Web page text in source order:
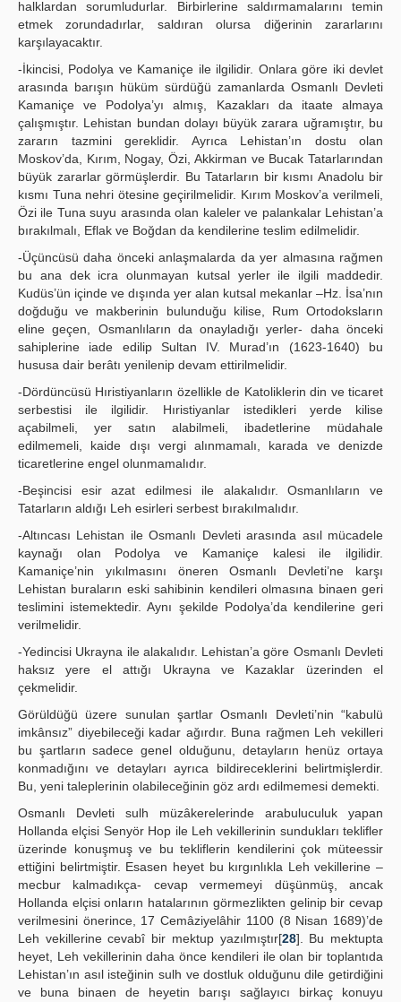
halklardan sorumludurlar. Birbirlerine saldırmamalarını temin
etmek zorundadırlar, saldıran olursa diğerinin zararlarını
karşılayacaktır.
-İkincisi, Podolya ve Kamaniçe ile ilgilidir. Onlara göre iki devlet
arasında barışın hüküm sürdüğü zamanlarda Osmanlı Devleti
Kamaniçe ve Podolya’yı almış, Kazakları da itaate almaya
çalışmıştır. Lehistan bundan dolayı büyük zarara uğramıştır, bu
zararın tazmini gereklidir. Ayrıca Lehistan’ın dostu olan
Moskov’da, Kırım, Nogay, Özi, Akkirman ve Bucak Tatarlarından
büyük zararlar görmüşlerdir. Bu Tatarların bir kısmı Anadolu bir
kısmı Tuna nehri ötesine geçirilmelidir. Kırım Moskov’a verilmeli,
Özi ile Tuna suyu arasında olan kaleler ve palankalar Lehistan’a
bırakılmalı, Eflak ve Boğdan da kendilerine teslim edilmelidir.
-Üçüncüsü daha önceki anlaşmalarda da yer almasına rağmen
bu ana dek icra olunmayan kutsal yerler ile ilgili maddedir.
Kudüs’ün içinde ve dışında yer alan kutsal mekanlar –Hz. İsa’nın
doğduğu ve makberinin bulunduğu kilise, Rum Ortodoksların
eline geçen, Osmanlıların da onayladığı yerler- daha önceki
sahiplerine iade edilip Sultan IV. Murad’ın (1623-1640) bu
hususa dair berâtı yenilenip devam ettirilmelidir.
-Dördüncüsü Hıristiyanların özellikle de Katoliklerin din ve ticaret
serbestisi ile ilgilidir. Hıristiyanlar istedikleri yerde kilise
açabilmeli, yer satın alabilmeli, ibadetlerine müdahale
edilmemeli, kaide dışı vergi alınmamalı, karada ve denizde
ticaretlerine engel olunmamalıdır.
-Beşincisi esir azat edilmesi ile alakalıdır. Osmanlıların ve
Tatarların aldığı Leh esirleri serbest bırakılmalıdır.
-Altıncası Lehistan ile Osmanlı Devleti arasında asıl mücadele
kaynağı olan Podolya ve Kamaniçe kalesi ile ilgilidir.
Kamaniçe’nin yıkılmasını öneren Osmanlı Devleti’ne karşı
Lehistan buraların eski sahibinin kendileri olmasına binaen geri
teslimini istemektedir. Aynı şekilde Podolya’da kendilerine geri
verilmelidir.
-Yedincisi Ukrayna ile alakalıdır. Lehistan’a göre Osmanlı Devleti
haksız yere el attığı Ukrayna ve Kazaklar üzerinden el
çekmelidir.
Görüldüğü üzere sunulan şartlar Osmanlı Devleti’nin “kabulü
imkânsız” diyebileceği kadar ağırdır. Buna rağmen Leh vekilleri
bu şartların sadece genel olduğunu, detayların henüz ortaya
konmadığını ve detayları ayrıca bildireceklerini belirtmişlerdir.
Bu, yeni taleplerinin olabileceğinin göz ardı edilmemesi demekti.
Osmanlı Devleti sulh müzâkerelerinde arabuluculuk yapan
Hollanda elçisi Senyör Hop ile Leh vekillerinin sundukları teklifler
üzerinde konuşmuş ve bu tekliflerin kendilerini çok müteessir
ettiğini belirtmiştir. Esasen heyet bu kırgınlıkla Leh vekillerine –
mecbur kalmadıkça- cevap vermemeyi düşünmüş, ancak
Hollanda elçisi onların hatalarının görmezlikten gelinip bir cevap
verilmesini önerince, 17 Cemâziyelâhir 1100 (8 Nisan 1689)’de
Leh vekillerine cevabî bir mektup yazılmıştır[28]. Bu mektupta
heyet, Leh vekillerinin daha önce kendileri ile olan bir toplantıda
Lehistan’ın asıl isteğinin sulh ve dostluk olduğunu dile getirdiğini
ve buna binaen de heyetin barışı sağlayıcı birkaç konuyu